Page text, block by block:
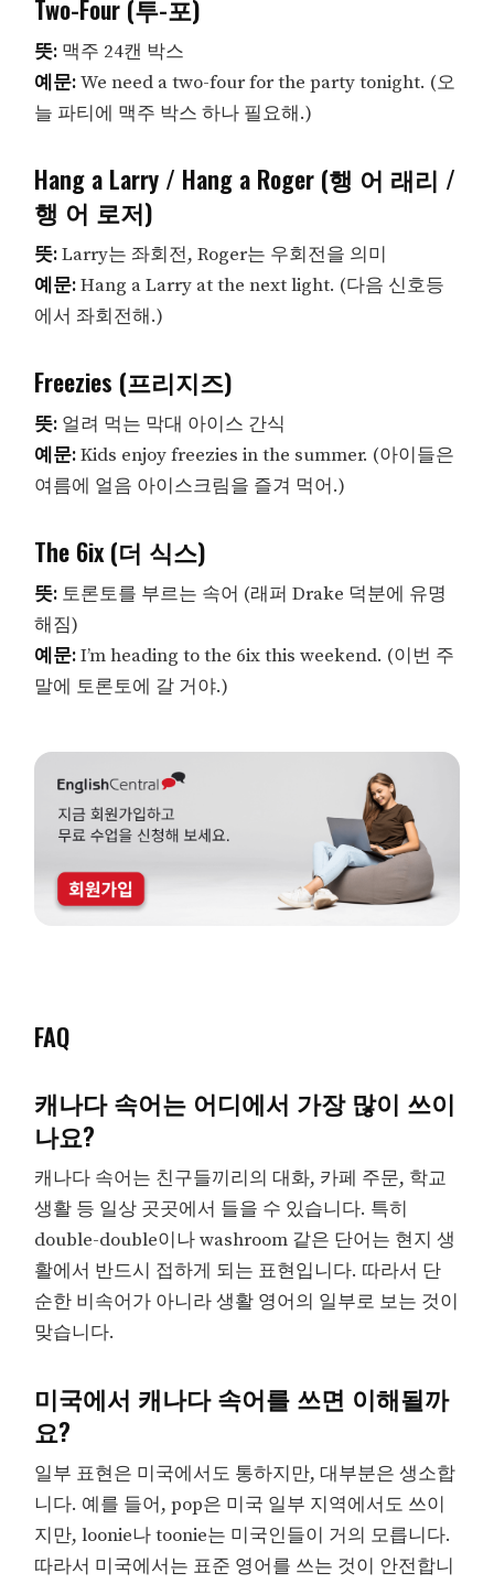
Two-Four (투-포)
뜻: 맥주 24캔 박스
예문:We need a two-four for the party tonight. (오
늘 파티에 맥주 박스 하나 필요해.)
Hang a Larry / Hang a Roger (행 어 래리 /
행 어 로저)
뜻:Larry는 좌회전, Roger는 우회전을 의미
예문:Hang a Larry at the next light. (다음 신호등
에서 좌회전해.)
Freezies (프리지즈)
뜻: 얼려 먹는 막대 아이스 간식
예문:Kids enjoy freezies in the summer. (아이들은
여름에 얼음 아이스크림을 즐겨 먹어.)
The 6ix (더 식스)
뜻: 토론토를 부르는 속어 (래퍼 Drake 덕분에 유명
해짐)
예문:I’m heading to the 6ix this weekend. (이번 주
말에 토론토에 갈 거야.)
FAQ
캐나다 속어는 어디에서 가장 많이 쓰이
나요?
캐나다 속어는 친구들끼리의 대화, 카페 주문, 학교
생활 등 일상 곳곳에서 들을 수 있습니다. 특히
double-double이나 washroom 같은 단어는 현지 생
활에서 반드시 접하게 되는 표현입니다. 따라서 단
순한 비속어가 아니라 생활 영어의 일부로 보는 것이
맞습니다.
미국에서 캐나다 속어를 쓰면 이해될까
요?
일부 표현은 미국에서도 통하지만, 대부분은 생소합
니다. 예를 들어, pop은 미국 일부 지역에서도 쓰이
지만, loonie나 toonie는 미국인들이 거의 모릅니다.
따라서 미국에서는 표준 영어를 쓰는 것이 안전합니